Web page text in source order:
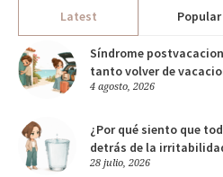
Latest Popular
Síndrome
tanto volver de
4 agosto, 2026
¿Por qué siento que
detrás de la
28 julio, 2026